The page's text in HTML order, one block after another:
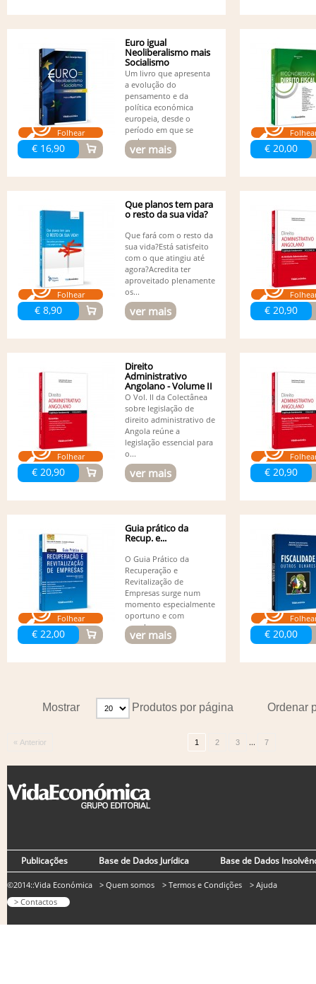
Folhear
€ 16,90
Euro igual
Neoliberalismo mais
Socialismo
Um livro que apresenta
a evolução do
pensamento e da
política económica
europeia, desde o
período em que se
pode...
ver mais € 20,00
Folhear
€ 8,90
Que planos tem para
o resto da sua vida?
Que fará com o resto da
sua vida?Está satisfeito
com o que atingiu até
agora?Acredita ter
aproveitado plenamente
os...
ver mais € 20,90
Folhear
€ 20,90
Direito
Administrativo
Angolano - Volume II
- Garantias
O Vol. II da Colectânea
sobre legislação de
direito administrativo de
Angola reúne a
legislação essencial para
o...
ver mais € 20,90
Folhear
€ 22,00
Guia prático da
Recup. e...
O Guia Prático da
Recuperação e
Revitalização de
Empresas surge num
momento especialmente
oportuno e com
grande...
ver mais € 20,00
Ordenar
Mostrar Produtos por página
« Anterior 1 2 3 ... 7
Publicações Base de Dados Jurídica Base de Dados
©2014::Vida Económica
> Contactos
> Quem somos > Termos e Condições > Ajuda